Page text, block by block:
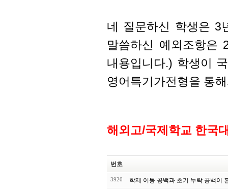
네 질문하신 학생은 3
말씀하신 예외조항은
내용입니다.) 학생이
영어특기가전형을 통
해외고/국제학교 한국
번호
3920 학제 이동 공백과 초기 누락 공백이